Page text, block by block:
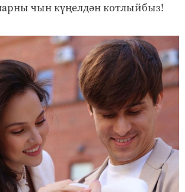
чын күңелдән котлыйбыз!